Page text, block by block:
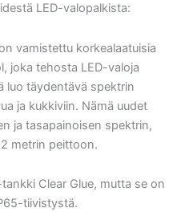
LED-valopalkista:
vamistettu korkealaatuisia
joka tehosta LED-valoja
luo täydentävä spektrin
ja kukkiviin. Nämä uudet
ja tasapainoisen spektrin,
metrin peittoon.
Clear Glue, mutta se on
tiivistystä.